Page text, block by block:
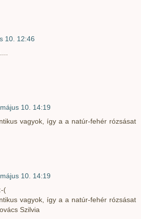
10. 12:46
10. 14:19
vagyok, így a a natúr-fehér rózsásat
10. 14:19
(
vagyok, így a a natúr-fehér rózsásat
Szilvia